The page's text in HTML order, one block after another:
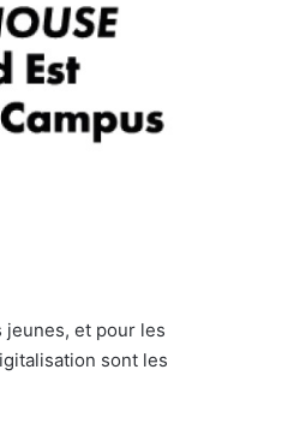
jeunes, et pour les
sont les